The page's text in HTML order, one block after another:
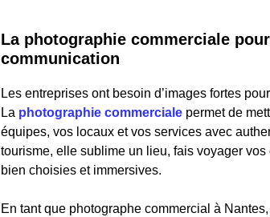
La photographie commerciale
communication
Les entreprises ont besoin d’images fortes
La photographie commerciale permet de
équipes, vos locaux et vos services avec
tourisme, elle sublime un lieu, fais voyager
bien choisies et immersives.
En tant que photographe commercial à Nantes,